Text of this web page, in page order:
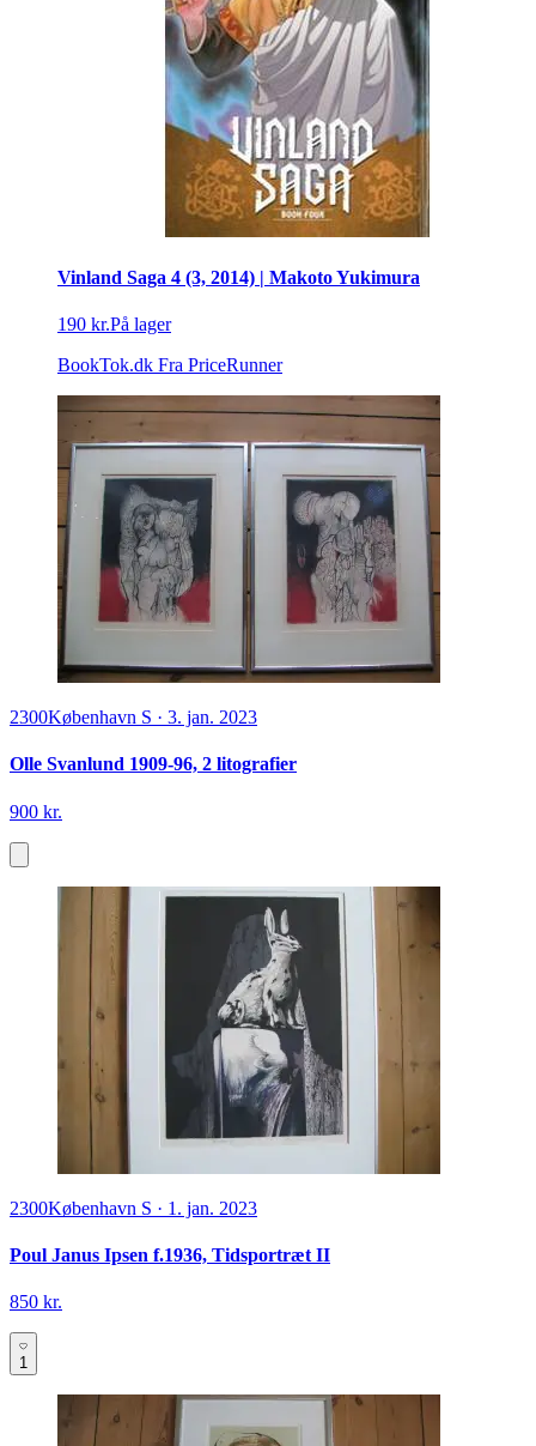
Vinland Saga 4 (3, 2014) | Makoto Yukimura
190 kr.På lager
BookTok.dk Fra PriceRunner
2300København S · 3. jan. 2023
Olle Svanlund 1909-96, 2 litografier
900 kr.
2300København S · 1. jan. 2023
Poul Janus Ipsen f.1936, Tidsportræt II
850 kr.
1